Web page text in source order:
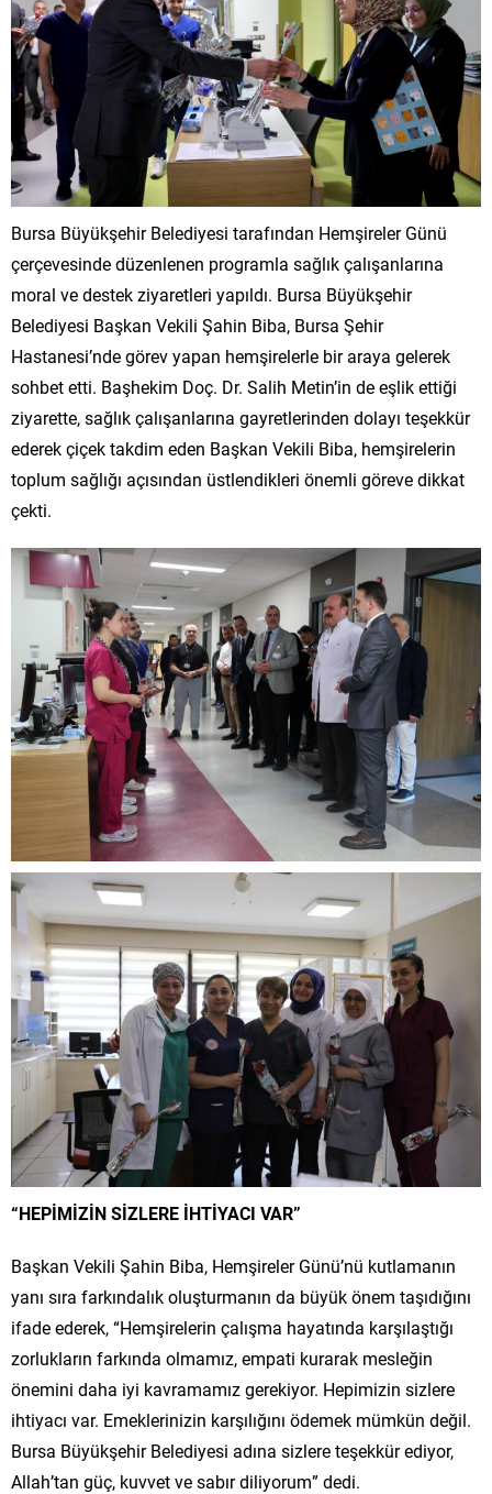
Bursa Büyükşehir Belediyesi tarafından Hemşireler Günü
çerçevesinde düzenlenen programla sağlık çalışanlarına
moral ve destek ziyaretleri yapıldı. Bursa Büyükşehir
Belediyesi Başkan Vekili Şahin Biba, Bursa Şehir
Hastanesi’nde görev yapan hemşirelerle bir araya gelerek
sohbet etti. Başhekim Doç. Dr. Salih Metin’in de eşlik ettiği
ziyarette, sağlık çalışanlarına gayretlerinden dolayı teşekkür
ederek çiçek takdim eden Başkan Vekili Biba, hemşirelerin
toplum sağlığı açısından üstlendikleri önemli göreve dikkat
çekti.
“HEPİMİZİN SİZLERE İHTİYACI VAR”
Başkan Vekili Şahin Biba, Hemşireler Günü’nü kutlamanın
yanı sıra farkındalık oluşturmanın da büyük önem taşıdığını
ifade ederek, “Hemşirelerin çalışma hayatında karşılaştığı
zorlukların farkında olmamız, empati kurarak mesleğin
önemini daha iyi kavramamız gerekiyor. Hepimizin sizlere
ihtiyacı var. Emeklerinizin karşılığını ödemek mümkün değil.
Bursa Büyükşehir Belediyesi adına sizlere teşekkür ediyor,
Allah’tan güç, kuvvet ve sabır diliyorum” dedi.